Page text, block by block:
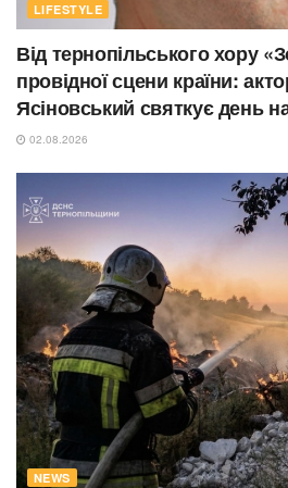
LIFESTYLE
Від тернопільського хору
провідної сцени країни:
Ясіновський святкує день
02.08.2026
NEWS